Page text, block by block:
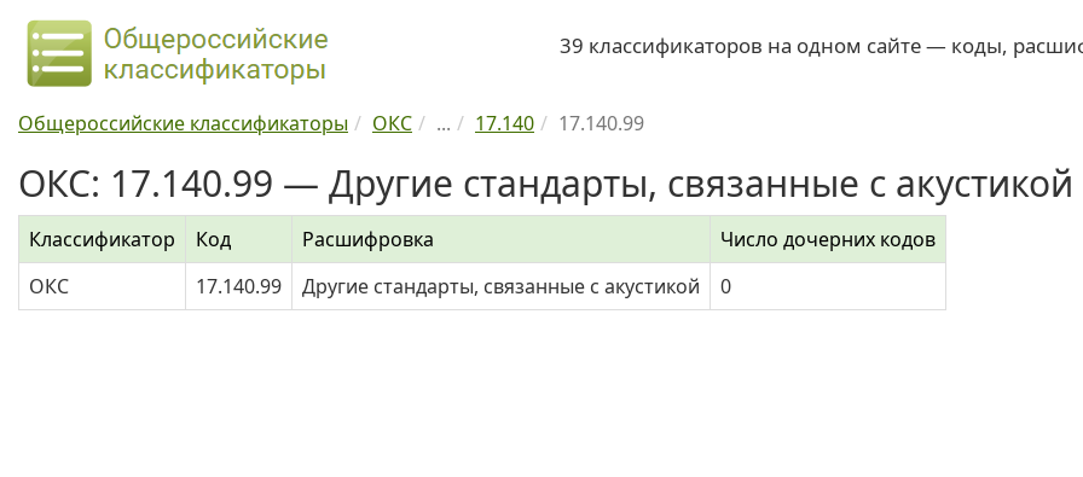
39 классификаторов на одном сайте — коды,
Общероссийские классификаторы ОКС ... 17.140 17.140.99
ОКС: 17.140.99 — Другие стандарты, связанные с акустикой
Классификатор Код Расшифровка
Число дочерних кодов
ОКС
17.140.99 Другие стандарты, связанные с акустикой 0